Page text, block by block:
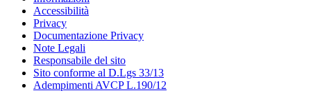
Accessibilità
Privacy
Documentazione Privacy
Note Legali
Responsabile del sito
Sito conforme al D.Lgs 33/13
Adempimenti AVCP L.190/12